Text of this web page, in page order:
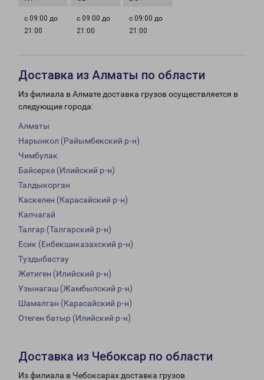
с 09:00 до
21:00
с 09:00 до
21:00
с 09:00 до
21:00
Доставка из Алматы по области
Из филиала в Алмате доставка грузов осуществляется в
следующие города:
Алматы
Нарынкол (Райымбекский р-н)
Чимбулак
Байсерке (Илийский р-н)
Талдыкорган
Каскелен (Карасайский р-н)
Капчагай
Талгар (Талгарский р-н)
Есик (Енбекшиказахский р-н)
Туздыбастау
Жетиген (Илийский р-н)
Узынагаш (Жамбылский р-н)
Шамалган (Карасайский р-н)
Отеген батыр (Илийский р-н)
Доставка из Чебоксар по области
Из филиала в Чебоксарах доставка грузов